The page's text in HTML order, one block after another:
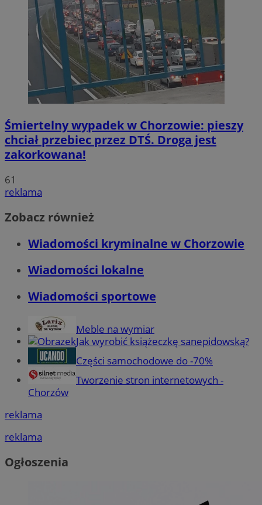
Śmiertelny wypadek w Chorzowie: pieszy
chciał przebiec przez DTŚ. Droga jest
zakorkowana!
61
reklama
Zobacz również
Wiadomości kryminalne w Chorzowie
Wiadomości lokalne
Wiadomości sportowe
Meble na wymiar
Jak wyrobić książeczkę sanepidowską?
Części samochodowe do -70%
Tworzenie stron internetowych -
Chorzów
reklama
reklama
Ogłoszenia